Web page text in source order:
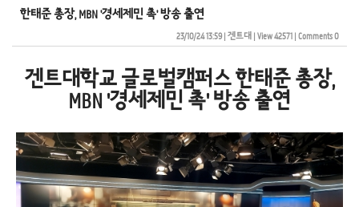
한태준 총장, MBN '경세제민 촉' 방송 출연
23/10/24 13:59| 겐트대| View 42571| Comments 0
겐트대학교 글로벌캠퍼스 한태준 총장,
MBN '경세제민 촉' 방송 출연